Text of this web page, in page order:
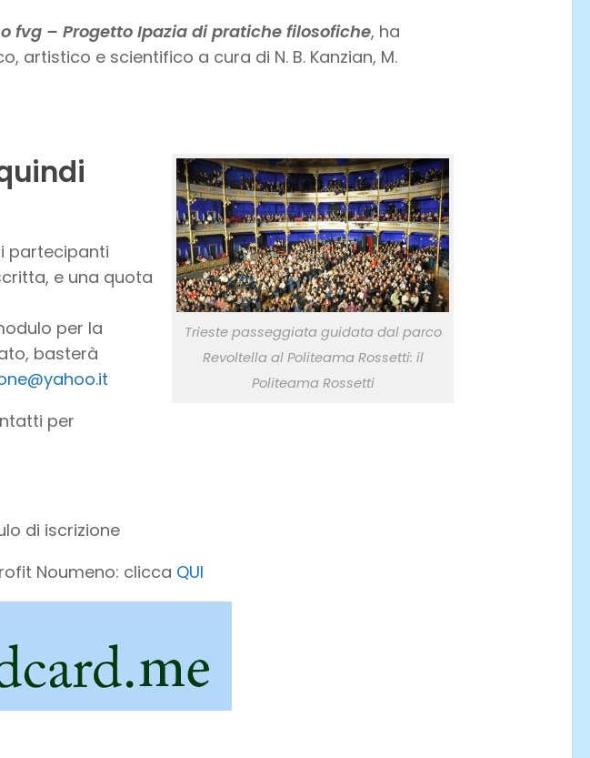
fvg – Progetto Ipazia di pratiche filosofiche, ha
artistico e scientifico a cura di N. B. Kanzian, M.
Trieste passeggiata guidata dal parco
Revoltella al Politeama Rossetti: il
Politeama Rossetti
partecipanti
e una quota
per la
basterà
per
di iscrizione
Noumeno: clicca QUI